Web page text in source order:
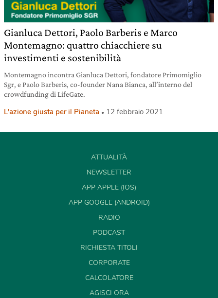
Gianluca Dettori, Paolo Barberis e Marco
Montemagno: quattro chiacchiere su
investimenti e sostenibilità
Montemagno incontra Gianluca Dettori, fondatore Primomiglio
Sgr, e Paolo Barberis, co-founder Nana Bianca, all’interno del
crowdfunding di LifeGate.
L'azione giusta per il Pianeta 12 febbraio 2021
ATTUALITÀ
NEWSLETTER
APP APPLE (IOS)
APP GOOGLE (ANDROID)
RADIO
PODCAST
RICHIESTA TITOLI
CORPORATE
CALCOLATORE
AGISCI ORA